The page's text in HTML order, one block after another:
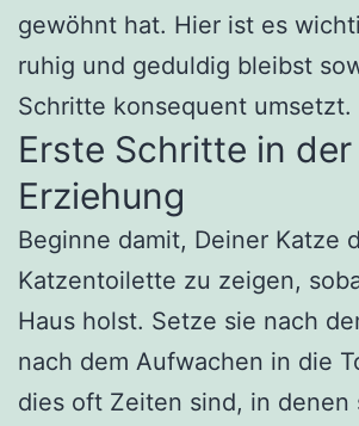
gewöhnt hat. Hier ist es
ruhig und geduldig bleibst
Schritte konsequent umsetzt.
Erste Schritte in der
Erziehung
Beginne damit, Deiner Katze
Katzentoilette zu zeigen,
Haus holst. Setze sie nach
nach dem Aufwachen in die
dies oft Zeiten sind, in denen